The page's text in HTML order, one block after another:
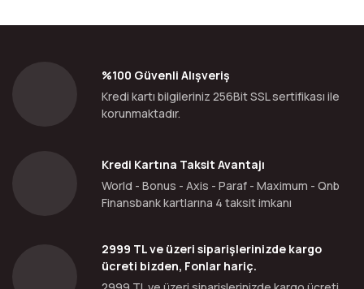
%100 Güvenli Alışveriş
Kredi kartı bilgileriniz 256Bit SSL sertifikası ile
korunmaktadır.
Kredi Kartına Taksit Avantajı
World - Bonus - Axis - Paraf - Maximum - Qnb
Finansbank kartlarına 4 taksit imkanı
2999 TL ve üzeri siparişlerinizde kargo
ücreti bizden, Fonlar hariç.